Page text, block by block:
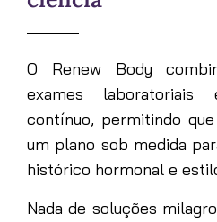
O Renew Body
exames laboratoriais
contínuo, permitindo
um plano sob medida
histórico hormonal e
Nada de soluções